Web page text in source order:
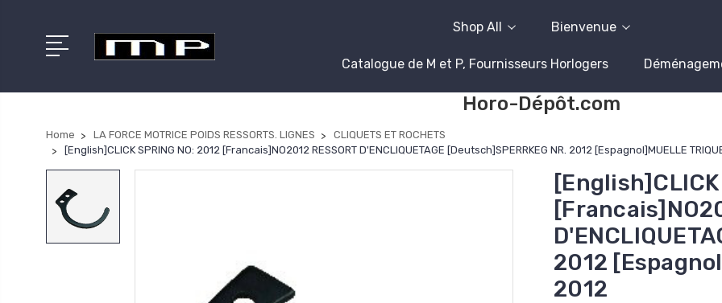
Shop All Bienvenue
Catalogue de M et P, Fournisseurs Horlogers
Horo-Dépôt.com
Home LA FORCE MOTRICE POIDS RESSORTS. LIGNES
CLIQUETS ET ROCHETS
[English]CLICK SPRING NO: 2012 [Francais]NO2012 RESSORT D'ENCLIQUETAGE [Deutsch]SPERRKEG NR. 2012 [Espagnol]MUELLE
[English]CLICK
2012
2012